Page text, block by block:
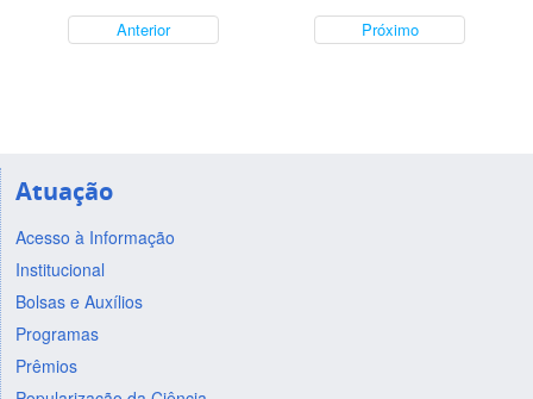
Anterior Próximo
Atuação
Acesso à Informação
Institucional
Bolsas e Auxílios
Programas
Prêmios